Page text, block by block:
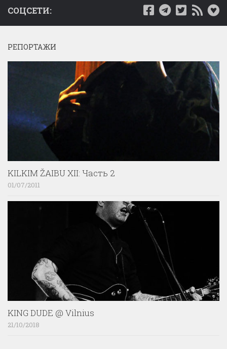
СОЦСЕТИ:
РЕПОРТАЖИ
KILKIM ŽAIBU XII: Часть 2
01/07/2011
KING DUDE @ Vilnius
21/10/2018